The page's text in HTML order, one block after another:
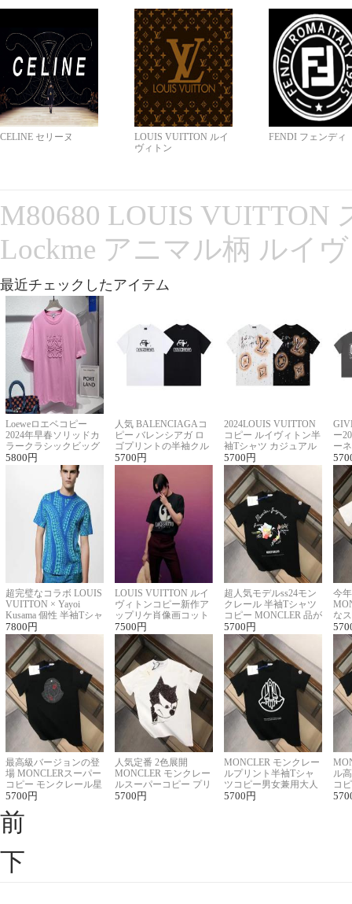
CELINE セリーヌ
LOUIS VUITTON ルイ
ヴィトン
FENDI フェンディ
M80680 LOUIS VUITTON
Lockme アニマル柄 ルイ
最近チェックしたアイテム
Loeweロエベコピー
2024年早春ソリッドカ
ラークラシックビッグ
ロゴ刺繍Tシャツ
5800 円
人気 BALENCIAGAコ
ピー バレンシアガ ロ
ゴプリントの半袖クル
ーネックTシャツ
5700 円
2024LOUIS VUITTON
コピー ルイヴィトン半
袖Tシャツ カジュアル
に馴染む 2色展開
5700 円
ー
ー
ー
超完璧なコラボ LOUIS
VUITTON × Yayoi
Kusama 個性 半袖Tシャ
ツコピー男女兼用
7800 円
LOUIS VUITTON ルイ
ヴィトンコピー新作ア
ップリケ肖像画コット
ンニット半袖Tシャツ
7500 円
超人気モデルss24モン
クレール 半袖Tシャツ
コピー MONCLER 品が
良く見た目
5700 円
今
な
ル
最高級バージョンの登
場 MONCLERスーパー
コピー モンクレール星
座半袖Tシャツ
5700 円
人気定番 2色展開
MONCLER モンクレー
ルスーパーコピー プリ
ント半袖Tシャツ
5700 円
MONCLER モンクレー
ルプリント半袖Tシャ
ツコピー男女兼用大人
可愛い春夏コーデ
5700 円
ル
コ
ィ
前
下